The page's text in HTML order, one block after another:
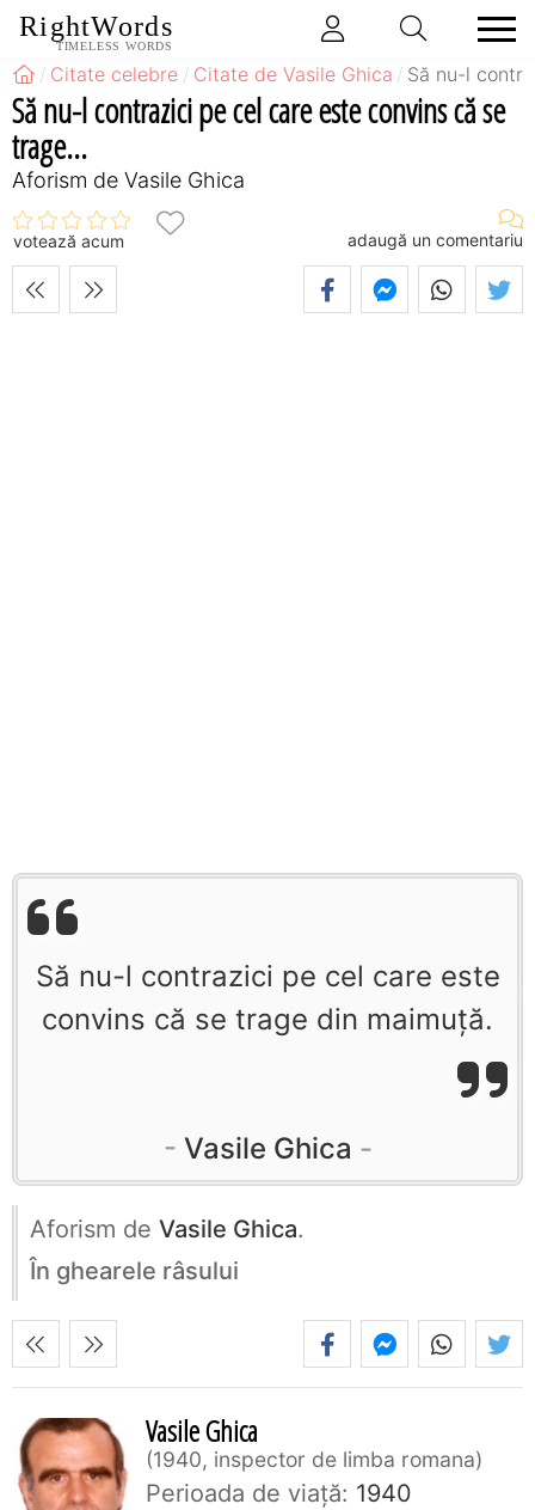
RightWords
TIMELESS WORDS
Citate celebre Citate de Vasile Ghica Să nu-l
Să nu-l contrazici pe cel care este convins că se
trage...
Aforism de Vasile Ghica
votează acum adaugă un comentariu
Să nu-l contrazici pe cel care este
convins că se trage din maimuţă.
Vasile Ghica
Aforism de Vasile Ghica.
În ghearele râsului
Vasile Ghica
1940, inspector de limba romana
Perioada de viaţă: 1940